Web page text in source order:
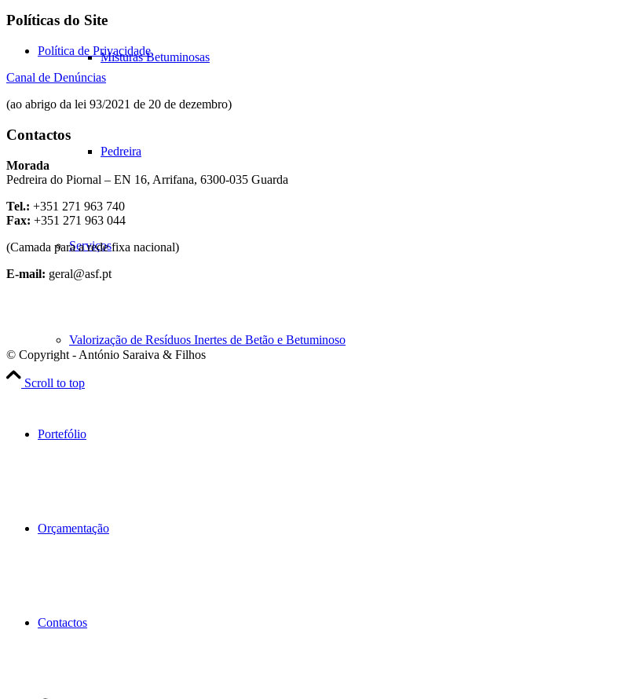
Misturas Betuminosas
Pedreira
Serviços
Valorização de Resíduos Inertes de Betão e Betuminoso
Portefólio
Orçamentação
Contactos
Políticas do Site
Política de Privacidade
Canal de Denúncias
(ao abrigo da lei 93/2021 de 20 de dezembro)
Contactos
Morada
Pedreira do Piornal – EN 16, Arrifana, 6300-035 Guarda
Tel.: +351 271 963 740
Fax: +351 271 963 044
(Camada para a rede fixa nacional)
E-mail: geral@asf.pt
© Copyright - António Saraiva & Filhos
Scroll to top